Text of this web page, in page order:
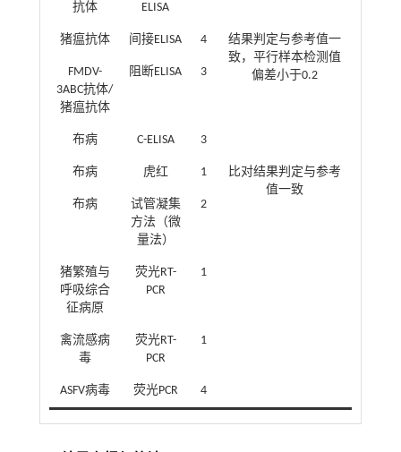
抗体
ELISA
猪瘟抗体 间接ELISA 4
结果判定与参考值一
致，平行样本检测值
偏差小于0.2
FMDV-
3ABC抗体/
猪瘟抗体
阻断ELISA 3
布病 C-ELISA 3
布病 虎红 1
比对结果判定与参考
值一致
布病
试管凝集
方法（微
量法）
2
猪繁殖与
呼吸综合
征病原
荧光RT-
PCR
1
禽流感病
毒
荧光RT-
PCR
1
ASFV病毒 荧光PCR 4